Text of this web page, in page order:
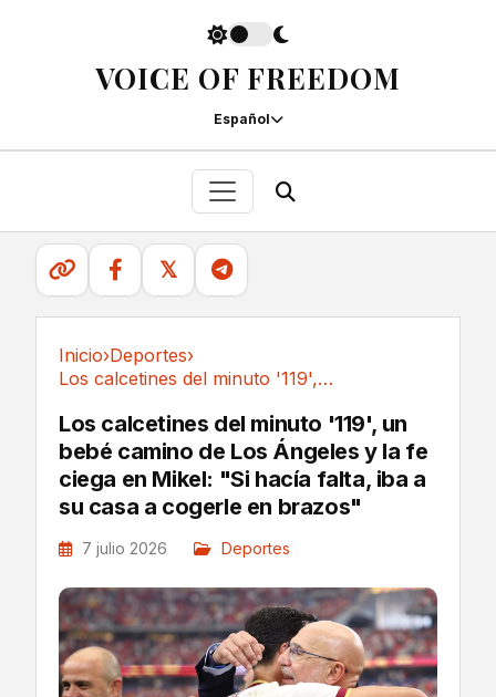
VOICE OF FREEDOM
Español
𝕏
Inicio›Deportes›
Los calcetines del minuto '119', un bebé...
Los calcetines del minuto '119', un
bebé camino de Los Ángeles y la fe
ciega en Mikel: "Si hacía falta, iba a
su casa a cogerle en brazos"
7 julio 2026 Deportes